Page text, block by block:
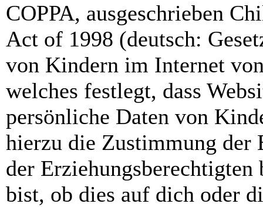
COPPA, ausgeschrieben
Act of 1998 (deutsch:
von Kindern im Internet
welches festlegt, dass
persönliche Daten von
hierzu die Zustimmung der
der
bist, ob dies auf dich oder